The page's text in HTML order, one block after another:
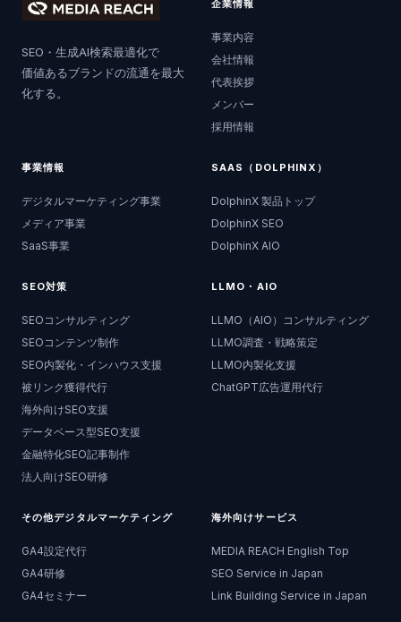
SEO・生成AI検索最適化で
価値あるブランドの流通を最大
化する。
企業情報
事業内容
会社情報
代表挨拶
メンバー
採用情報
事業情報
デジタルマーケティング事業
メディア事業
SaaS事業
SAAS（DOLPHINX）
DolphinX 製品トップ
DolphinX SEO
DolphinX AIO
SEO対策
SEOコンサルティング
SEOコンテンツ制作
SEO内製化・インハウス支援
被リンク獲得代行
海外向けSEO支援
データベース型SEO支援
金融特化SEO記事制作
法人向けSEO研修
LLMO・AIO
LLMO（AIO）コンサルティング
LLMO調査・戦略策定
LLMO内製化支援
ChatGPT広告運用代行
その他デジタルマーケティング
GA4設定代行
GA4研修
GA4セミナー
海外向けサービス
MEDIA REACH English Top
SEO Service in Japan
Link Building Service in Japan